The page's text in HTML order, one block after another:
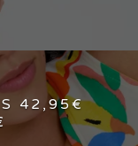
42,95€